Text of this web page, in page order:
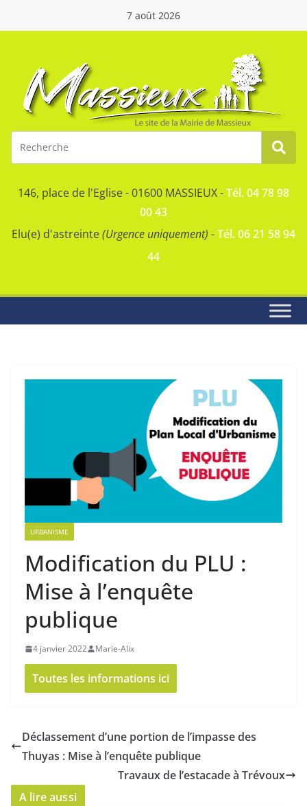
7 août 2026
146, place de l'Eglise - 01600 MASSIEUX -Tél. 04 78 98
00 43
Elu(e) d'astreinte(Urgence uniquement) -Tél. 06 21 58 94
44
URBANISME
Modification du PLU :
Mise à l’enquête
publique
4 janvier 2022 Marie-Alix
Toutes les informations ici
Déclassement d’une portion de l’impasse des
Thuyas : Mise à l’enquête publique
Travaux de l’estacade à Trévoux
A lire aussi